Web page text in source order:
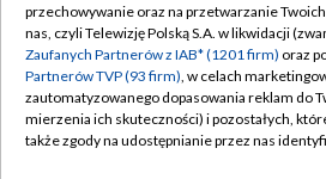
Abonament TVP
Emisja w TVP
Centrum informacji TVP
Naziemna Telewizja Cyfrowa
Regulamin
Polityka
Moje zgody
Pomoc
przechowywanie oraz na przetwarzanie
nas, czyli Telewizję Polską S.A. w likwidacji
Zaufanych Partnerów z IAB* (1201 firm) oraz
Partnerów TVP (93 firm), w celach
zautomatyzowanego dopasowania reklam do
mierzenia ich skuteczności) i pozostałych,
także zgody na udostępnianie przez nas